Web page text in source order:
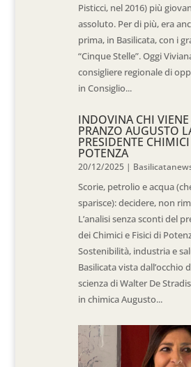
Pisticci, nel 2016) più
assoluto. Per di più, era
prima, in Basilicata, con i
“Cinque Stelle”. Oggi
consigliere regionale di
in Consiglio...
INDOVINA CHI
PRANZO AUGUSTO
PRESIDENTE CHIMICI
POTENZA
20/12/2025 |
Scorie, petrolio e acqua
sparisce): decidere, non
L’analisi senza sconti del
dei Chimici e Fisici di
Sostenibilità, industria e
Basilicata vista dall’occhio
scienza di Walter De
in chimica Augusto...